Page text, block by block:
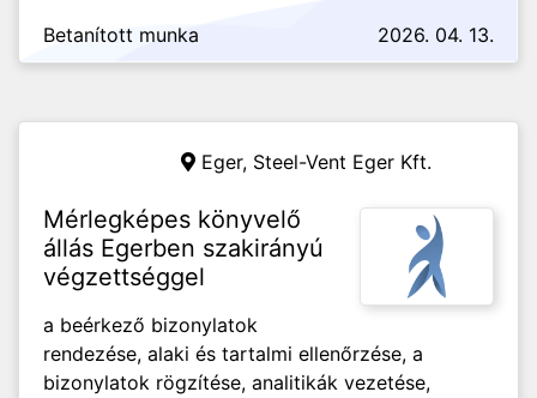
Betanított munka
2026. 04. 13.
Eger, Steel-Vent Eger Kft.
Mérlegképes könyvelő
állás Egerben szakirányú
végzettséggel
a beérkező bizonylatok
rendezése, alaki és tartalmi ellenőrzése, a
bizonylatok rögzítése, analitikák vezetése,